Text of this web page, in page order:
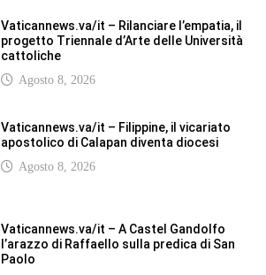
Vaticannews.va/it – Rilanciare l’empatia, il
progetto Triennale d’Arte delle Università
cattoliche
Agosto 8, 2026
Vaticannews.va/it – Filippine, il vicariato
apostolico di Calapan diventa diocesi
Agosto 8, 2026
Vaticannews.va/it – A Castel Gandolfo
l’arazzo di Raffaello sulla predica di San
Paolo